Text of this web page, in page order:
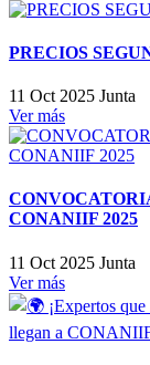
PRECIOS
11 Oct 2025 Junta
Ver más
CONANIIF 2025
11 Oct 2025 Junta
Ver más